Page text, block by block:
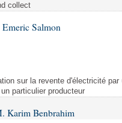
collect
Salmon
sur la revente d'électricité
particulier producteur
Karim Benbrahim